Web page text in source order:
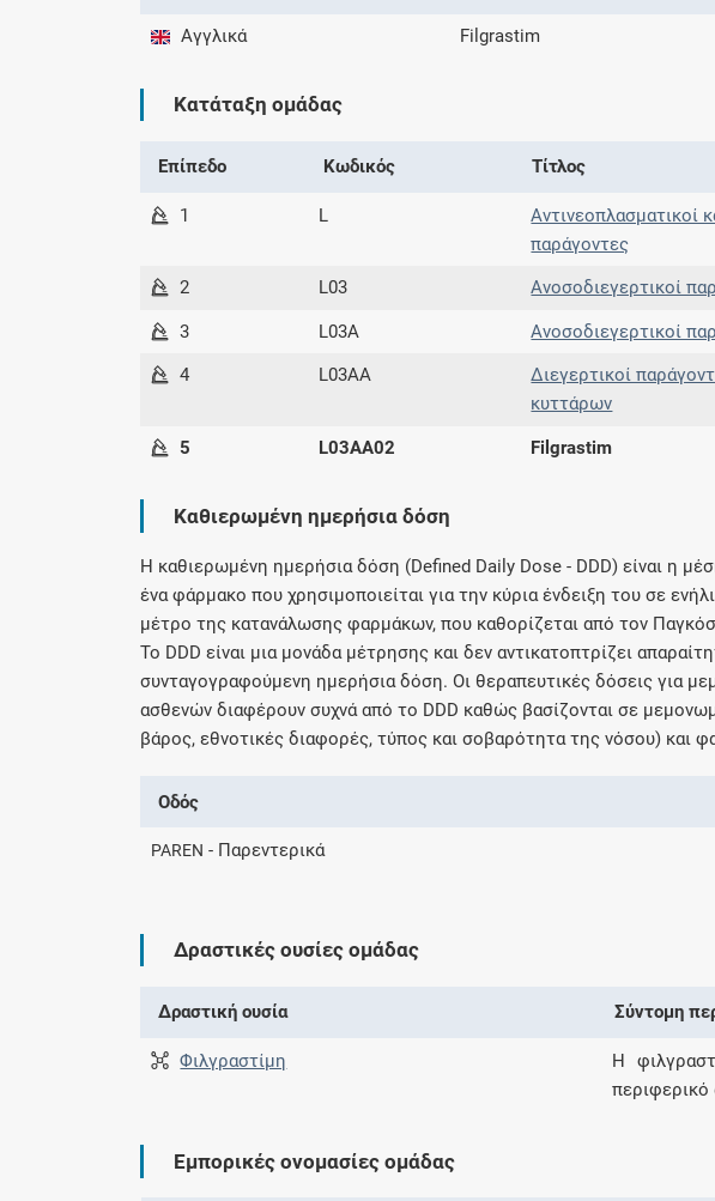
νόσους,
Μοιραζόμαστε
πορείας του
Αγγλικά Filgrastim
Κατάταξη ομάδας
Επίπεδο Κωδικός Τίτλος
1 L
Αντινεοπλασματικοί
παράγοντες
2 L03 Ανοσοδιεγερτικοί
3 L03A Ανοσοδιεγερτικοί
4 L03AA
Διεγερτικοί
κυττάρων
5 L03AA02 Filgrastim
Καθιερωμένη ημερήσια δόση
H καθιερωμένη ημερήσια δόση (Defined Daily Dose - DDD) είναι η
ένα φάρμακο που χρησιμοποιείται για την κύρια ένδειξη του σε
μέτρο της κατανάλωσης φαρμάκων, που καθορίζεται από τον
Το DDD είναι μια μονάδα μέτρησης και δεν αντικατοπτρίζει
συνταγογραφούμενη ημερήσια δόση. Οι θεραπευτικές δόσεις για
ασθενών διαφέρουν συχνά από το DDD καθώς βασίζονται σε
βάρος, εθνοτικές διαφορές, τύπος και σοβαρότητα της νόσου) και
Οδός
PAREN - Παρεντερικά
Δραστικές ουσίες ομάδας
Δραστική ουσία Σύντομη
Φιλγραστίμη
Η
Εμπορικές ονομασίες ομάδας